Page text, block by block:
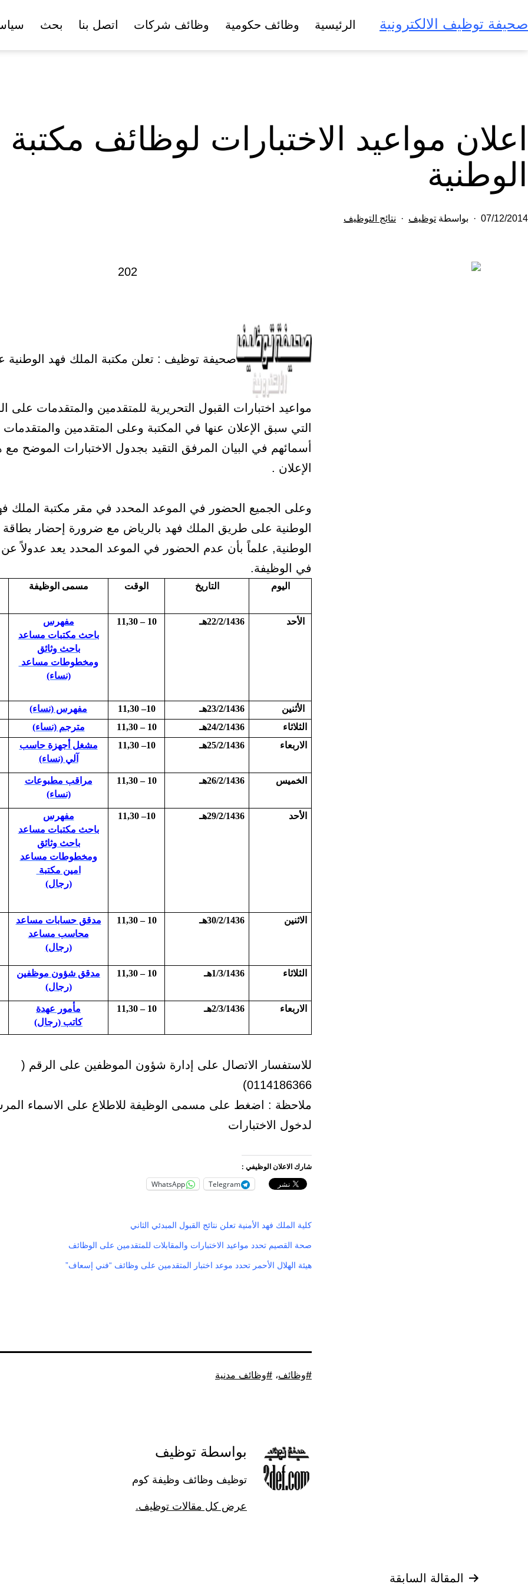
إلى
المحتوى
صحيفة توظيف الالكترونية الرئيسية وظائف حكومية وظائف شركات اتصل بنا بحث
اعلان مواعيد الاختبارات لوظائف
الوطنية
تم
07/12/2014 بواسطة توظيف نتائج التوظيف
صحيفة توظيف : تعلن مكتبة الملك فهد الوطنية
مواعيد اختبارات القبول التحريرية للمتقدمين والمتقدمات على
التي سبق الإعلان عنها في المكتبة وعلى المتقدمين والمتقدمات
أسمائهم في البيان المرفق التقيد بجدول الاختبارات الموضح مع
الإعلان .
وعلى الجميع الحضور في الموعد المحدد في مقر مكتبة الملك
الوطنية على طريق الملك فهد بالرياض مع ضرورة إحضار بطاقة
الوطنية, علماً بأن عدم الحضور في الموعد المحدد يعد عدولاً عن
في الوظيفة.
اليوم التاريخ الوقت مسمى الوظيفة
الأحد 22/2/1436هـ 10 – 11,30
مفهرس
باحث مكتبات مساعد
باحث وثائق
ومخطوطات مساعد
(نساء)
الأثنين 23/2/1436هـ 10– 11,30
مفهرس (نساء)
الثلاثاء
24/2/1436هـ 10 – 11,30
مترجم (نساء)
الاربعاء
25/2/1436هـ 10– 11,30
مشغل أجهزة حاسب
آلي (نساء)
الخميس 26/2/1436هـ 10 – 11,30
مراقب مطبوعات
(نساء)
الأحد 29/2/1436هـ 10– 11,30
مفهرس
باحث مكتبات مساعد
باحث وثائق
ومخطوطات مساعد
امين مكتبة
(رجال)
الاثنين 30/2/1436هـ 10 – 11,30
مدقق حسابات مساعد
محاسب مساعد
(رجال)
الثلاثاء 1/3/1436هـ 10 – 11,30
مدقق شؤون موظفين
(رجال)
الاربعاء 2/3/1436هـ 10 – 11,30
مأمور عهدة
كاتب (رجال)
للاستفسار الاتصال على إدارة شؤون الموظفين على الرقم (
0114186366)
ملاحظة : اضغط على مسمى الوظيفة للاطلاع على الاسماء
لدخول الاختبارات
شارك الاعلان الوظيفي :
Telegram
WhatsApp
كلية الملك فهد الأمنية تعلن نتائج القبول المبدئي الثاني
صحة القصيم تحدد مواعيد الاختبارات والمقابلات للمتقدمين على الوظائف
هيئة الهلال الأحمر تحدد موعد اختبار المتقدمين على وظائف “فني إسعاف”
موسوم
وظائف، وظائف مدنية
بواسطة توظيف
توظيف وظائف وظيفة كوم
عرض كل مقالات توظيف.
المقالة السابقة